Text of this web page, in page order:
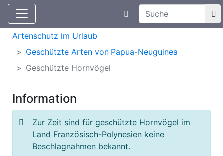
Aktuelle Meldungen
Suchtexteingabe
Artenschutz
Artenschutz im Urlaub
Geschützte Arten von Papua-Neuguinea
Geschützte Hornvögel
Information
Zur Zeit sind für geschützte Hornvögel im
Land Französisch-Polynesien keine
Beschlagnahmen bekannt.